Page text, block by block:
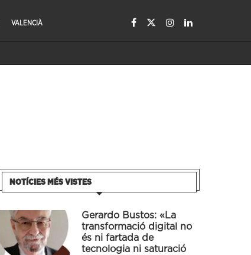
VALENCIÀ
NOTÍCIES MÉS VISTES
Gerardo Bustos: «La
transformació digital no
és ni fartada de
tecnologia ni saturació